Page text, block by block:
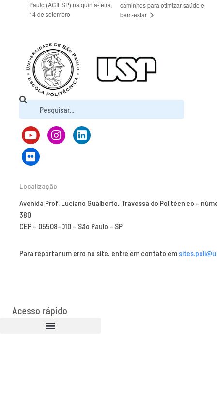
Paulo (ACIESP) na quinta-feira,
14 de setembro
caminhos para otimizar saúde e
bem-estar
Localização
Avenida Prof. Luciano Gualberto, Travessa do Politécnico –
380
CEP – 05508-010 – São Paulo – SP
Para reportar um erro no site, entre em contato em
Acesso rápido